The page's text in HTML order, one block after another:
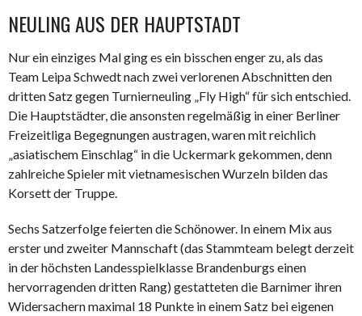
NEULING AUS DER HAUPTSTADT
Nur ein einziges Mal ging es ein bisschen enger zu, als das
Team Leipa Schwedt nach zwei verlorenen Abschnitten den
dritten Satz gegen Turnierneuling „Fly High“ für sich entschied.
Die Hauptstädter, die ansonsten regelmäßig in einer Berliner
Freizeitliga Begegnungen austragen, waren mit reichlich
„asiatischem Einschlag“ in die Uckermark gekommen, denn
zahlreiche Spieler mit vietnamesischen Wurzeln bilden das
Korsett der Truppe.
Sechs Satzerfolge feierten die Schönower. In einem Mix aus
erster und zweiter Mannschaft (das Stammteam belegt derzeit
in der höchsten Landesspielklasse Brandenburgs einen
hervorragenden dritten Rang) gestatteten die Barnimer ihren
Widersachern maximal 18 Punkte in einem Satz bei eigenen